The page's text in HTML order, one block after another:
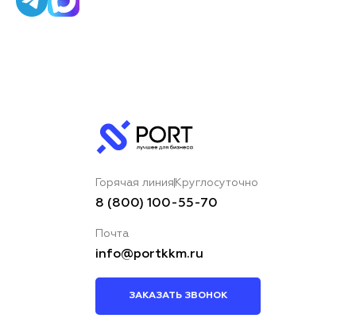
Горячая линия Круглосуточно
8 (800) 100-55-70
Почта
info@portkkm.ru
ЗАКАЗАТЬ ЗВОНОК